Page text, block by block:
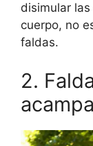
disimular
cuerpo, no
faldas.
2.